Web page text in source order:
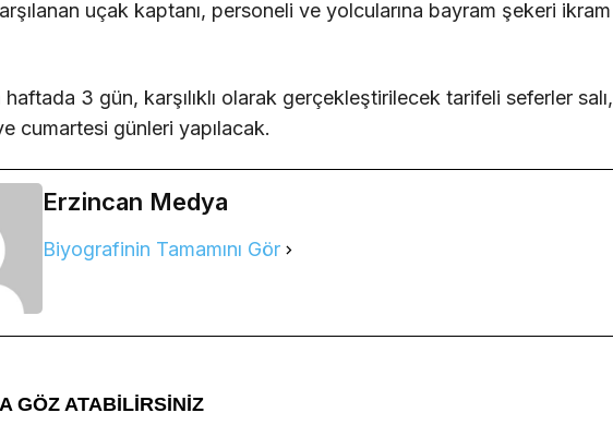
uçak kaptanı, personeli ve yolcularına bayram şekeri ikram
haftada 3 gün, karşılıklı olarak gerçekleştirilecek tarifeli seferler salı,
cumartesi günleri yapılacak.
Erzincan Medya
Biyografinin Tamamını Gör